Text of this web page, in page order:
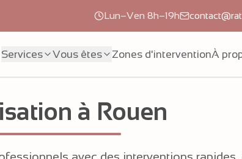
Lun–Ven 8h–19h
Services Vous êtes Zones d'interventionÀ
à Rouen